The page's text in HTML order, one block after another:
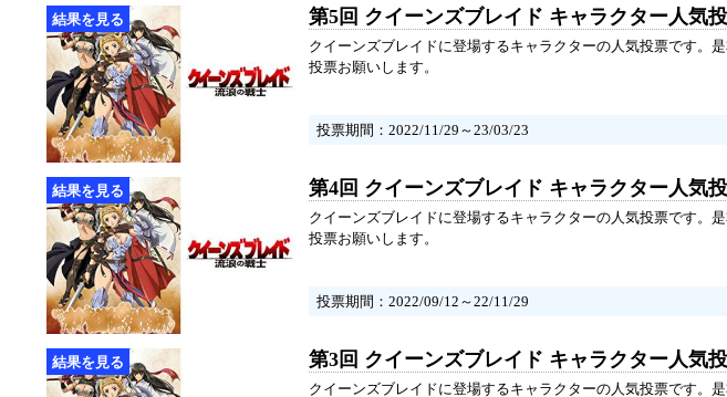
第5回 クイーンズブレイド キャラクター人気
クイーンズブレイドに登場するキャラクターの人気投票です。
投票お願いします。
投票期間：2022/11/29～23/03/23
第4回 クイーンズブレイド キャラクター人気
クイーンズブレイドに登場するキャラクターの人気投票です。
投票お願いします。
投票期間：2022/09/12～22/11/29
第3回 クイーンズブレイド キャラクター人気
クイーンズブレイドに登場するキャラクターの人気投票です。